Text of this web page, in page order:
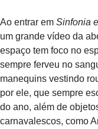
Ao entrar em Sinfonia
um grande vídeo da
espaço tem foco no
sempre ferveu no
manequins vestindo
por ele, que sempre
do ano, além de
carnavalescos, como